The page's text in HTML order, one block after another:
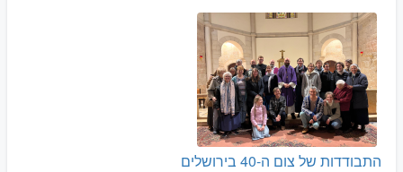
התבודדות של צום ה-40 בירושלים